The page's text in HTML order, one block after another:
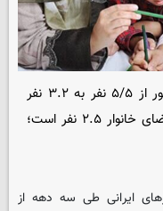
تعداد اعضای خانوار طی ۳ دهه در کشور از ۵/۵ نفر به ۳.۲ نفر
رسیده و در برخی استان ها متوسط اعضای خانوار ۲.۵ نفر است؛
ایرانی طی سه دهه از